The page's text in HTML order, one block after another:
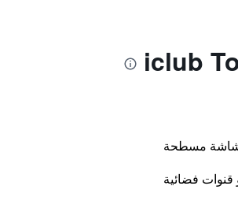
مسطحة
قنوات فضائية